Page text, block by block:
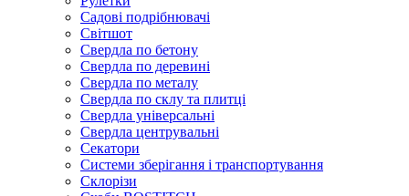
Садові подрібнювачі
Світшот
Свердла по бетону
Свердла по деревині
Свердла по металу
Свердла по склу та плитці
Свердла універсальні
Свердла центрувальні
Секатори
Системи зберігання і транспортування
Склорізи